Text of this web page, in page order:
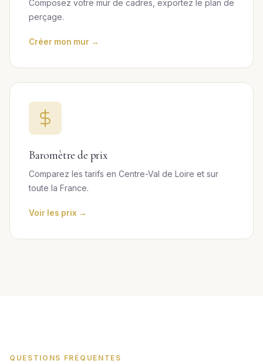
Composez votre mur de cadres, exportez le plan de
perçage.
Créer mon mur →
Baromètre de prix
Comparez les tarifs en Centre-Val de Loire et sur
toute la France.
Voir les prix →
QUESTIONS FRÉQUENTES